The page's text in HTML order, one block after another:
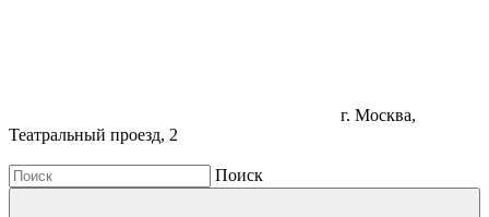
г. Москва,
Театральный проезд, 2
Поиск